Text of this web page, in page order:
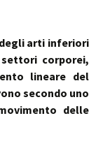
arti inferiori
corporei,
lineare del
secondo uno
delle